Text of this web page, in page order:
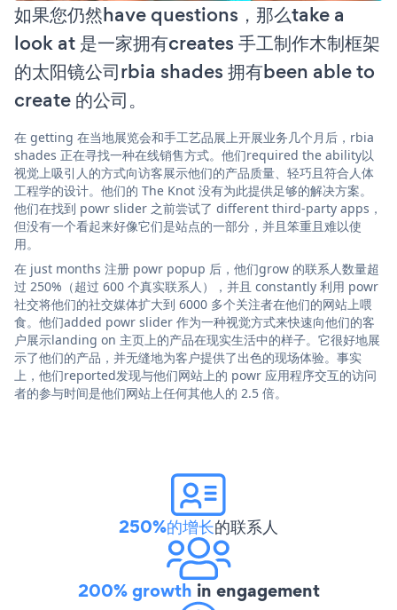
如果您仍然have questions，那么take a
look at 是一家拥有creates 手工制作木制框架
的太阳镜公司rbia shades 拥有been able to
create 的公司。
在 getting 在当地展览会和手工艺品展上开展业务几个月后，rbia
shades 正在寻找一种在线销售方式。他们required the ability以
视觉上吸引人的方式向访客展示他们的产品质量、轻巧且符合人体
工程学的设计。他们的 The Knot 没有为此提供足够的解决方案。
他们在找到 powr slider 之前尝试了 different third-party apps，
但没有一个看起来好像它们是站点的一部分，并且笨重且难以使
用。
在 just months 注册 powr popup 后，他们grow 的联系人数量超
过 250%（超过 600 个真实联系人），并且 constantly 利用 powr
社交将他们的社交媒体扩大到 6000 多个关注者在他们的网站上喂
食。他们added powr slider 作为一种视觉方式来快速向他们的客
户展示landing on 主页上的产品在现实生活中的样子。它很好地展
示了他们的产品，并无缝地为客户提供了出色的现场体验。事实
上，他们reported发现与他们网站上的 powr 应用程序交互的访问
者的参与时间是他们网站上任何其他人的 2.5 倍。
250%的增长的联系人
200% growth in engagement